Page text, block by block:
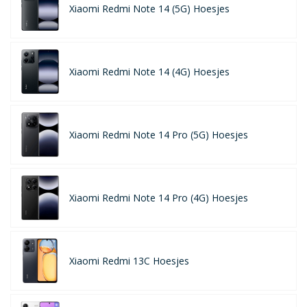
Xiaomi Redmi Note 14 (5G) Hoesjes
Xiaomi Redmi Note 14 (4G) Hoesjes
Xiaomi Redmi Note 14 Pro (5G) Hoesjes
Xiaomi Redmi Note 14 Pro (4G) Hoesjes
Xiaomi Redmi 13C Hoesjes